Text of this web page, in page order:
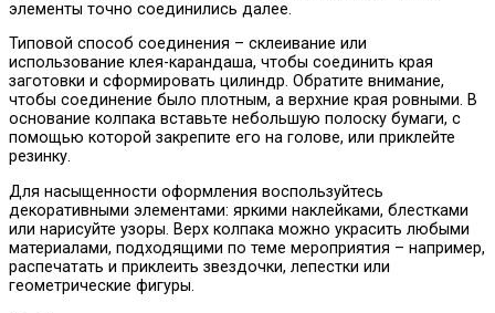
элементы точно соединились далее.
Типовой способ соединения – склеивание или
использование клея-карандаша, чтобы соединить края
заготовки и сформировать цилиндр. Обратите внимание,
чтобы соединение было плотным, а верхние края ровными. В
основание колпака вставьте небольшую полоску бумаги, с
помощью которой закрепите его на голове, или приклейте
резинку.
Для насыщенности оформления воспользуйтесь
декоративными элементами: яркими наклейками, блестками
или нарисуйте узоры. Верх колпака можно украсить любыми
материалами, подходящими по теме мероприятия – например,
распечатать и приклеить звездочки, лепестки или
геометрические фигуры.